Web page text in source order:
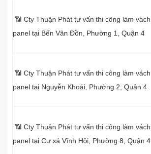
📶 Cty Thuận Phát tư vấn thi công làm vách
panel tại Bến Vân Ðồn, Phường 1, Quận 4
📶 Cty Thuận Phát tư vấn thi công làm vách
panel tại Nguyễn Khoái, Phường 2, Quận 4
📶 Cty Thuận Phát tư vấn thi công làm vách
panel tại Cư xá Vĩnh Hội, Phường 8, Quận 4